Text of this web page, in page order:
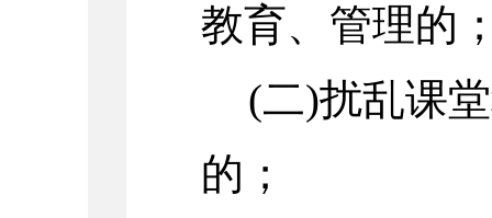
教育、管理的
(二)扰乱课
的；